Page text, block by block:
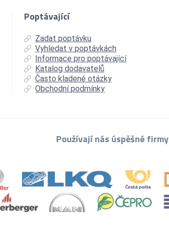
Poptávající
Zadat poptávku
Vyhledat v poptávkách
Informace pro poptávající
Katalog dodavatelů
Často kladené otázky
Obchodní podmínky
Používají nás úspěšné firmy